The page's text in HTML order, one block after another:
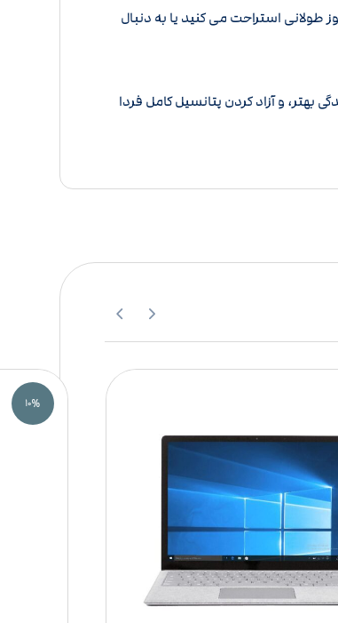
استراحت می کنید یا به دنبال
بهتر، و آزاد کردن پتانسیل کامل فردا
۱۰%